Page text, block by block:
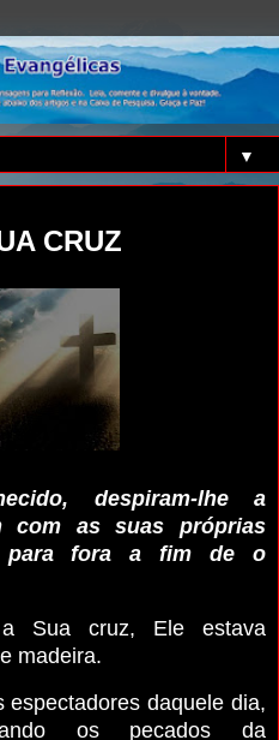
▼
CRUZ
despiram-lhe a
com as suas próprias
para fora a fim de o
Sua cruz, Ele estava
madeira.
espectadores daquele dia,
os pecados da